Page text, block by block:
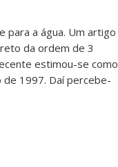
para a água. Um artigo
da ordem de 3
estimou-se como
de 1997. Daí percebe-